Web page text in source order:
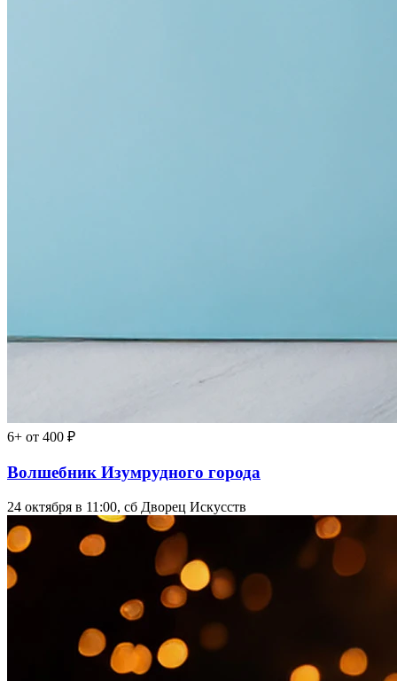
6+ от 400 ₽
Волшебник Изумрудного города
24 октября в 11:00, сб Дворец Искусств